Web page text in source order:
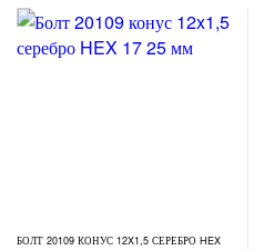
БОЛТ 20109 КОНУС 12X1,5 СЕРЕБРО HEX